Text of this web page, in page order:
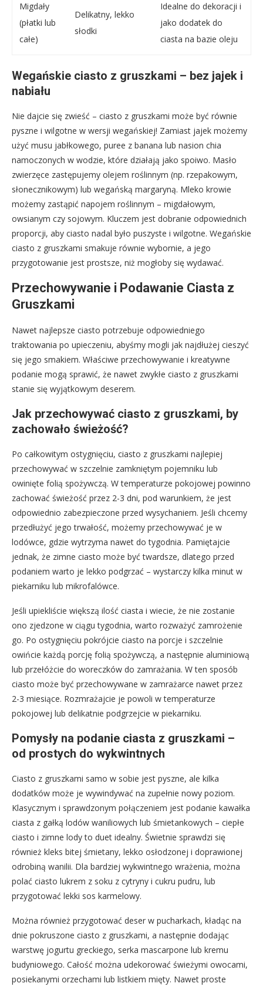
Migdały
(płatki lub
całe)
Delikatny, lekko
słodki
Idealne do dekoracji i
jako dodatek do
ciasta na bazie oleju
Wegańskie ciasto z gruszkami – bez jajek i
nabiału
Nie dajcie się zwieść – ciasto z gruszkami może być równie
pyszne i wilgotne w wersji wegańskiej! Zamiast jajek możemy
użyć musu jabłkowego, puree z banana lub nasion chia
namoczonych w wodzie, które działają jako spoiwo. Masło
zwierzęce zastępujemy olejem roślinnym (np. rzepakowym,
słonecznikowym) lub wegańską margaryną. Mleko krowie
możemy zastąpić napojem roślinnym – migdałowym,
owsianym czy sojowym. Kluczem jest dobranie odpowiednich
proporcji, aby ciasto nadal było puszyste i wilgotne. Wegańskie
ciasto z gruszkami smakuje równie wybornie, a jego
przygotowanie jest prostsze, niż mogłoby się wydawać.
Przechowywanie i Podawanie Ciasta z
Gruszkami
Nawet najlepsze ciasto potrzebuje odpowiedniego
traktowania po upieczeniu, abyśmy mogli jak najdłużej cieszyć
się jego smakiem. Właściwe przechowywanie i kreatywne
podanie mogą sprawić, że nawet zwykłe ciasto z gruszkami
stanie się wyjątkowym deserem.
Jak przechowywać ciasto z gruszkami, by
zachowało świeżość?
Po całkowitym ostygnięciu, ciasto z gruszkami najlepiej
przechowywać w szczelnie zamkniętym pojemniku lub
owinięte folią spożywczą. W temperaturze pokojowej powinno
zachować świeżość przez 2-3 dni, pod warunkiem, że jest
odpowiednio zabezpieczone przed wysychaniem. Jeśli chcemy
przedłużyć jego trwałość, możemy przechowywać je w
lodówce, gdzie wytrzyma nawet do tygodnia. Pamiętajcie
jednak, że zimne ciasto może być twardsze, dlatego przed
podaniem warto je lekko podgrzać – wystarczy kilka minut w
piekarniku lub mikrofalówce.
Jeśli upiekliście większą ilość ciasta i wiecie, że nie zostanie
ono zjedzone w ciągu tygodnia, warto rozważyć zamrożenie
go. Po ostygnięciu pokrójcie ciasto na porcje i szczelnie
owińcie każdą porcję folią spożywczą, a następnie aluminiową
lub przełóżcie do woreczków do zamrażania. W ten sposób
ciasto może być przechowywane w zamrażarce nawet przez
2-3 miesiące. Rozmrażajcie je powoli w temperaturze
pokojowej lub delikatnie podgrzejcie w piekarniku.
Pomysły na podanie ciasta z gruszkami –
od prostych do wykwintnych
Ciasto z gruszkami samo w sobie jest pyszne, ale kilka
dodatków może je wywindywać na zupełnie nowy poziom.
Klasycznym i sprawdzonym połączeniem jest podanie kawałka
ciasta z gałką lodów waniliowych lub śmietankowych – ciepłe
ciasto i zimne lody to duet idealny. Świetnie sprawdzi się
również kleks bitej śmietany, lekko osłodzonej i doprawionej
odrobiną wanilii. Dla bardziej wykwintnego wrażenia, można
polać ciasto lukrem z soku z cytryny i cukru pudru, lub
przygotować lekki sos karmelowy.
Można również przygotować deser w pucharkach, kładąc na
dnie pokruszone ciasto z gruszkami, a następnie dodając
warstwę jogurtu greckiego, serka mascarpone lub kremu
budyniowego. Całość można udekorować świeżymi owocami,
posiekanymi orzechami lub listkiem mięty. Nawet proste